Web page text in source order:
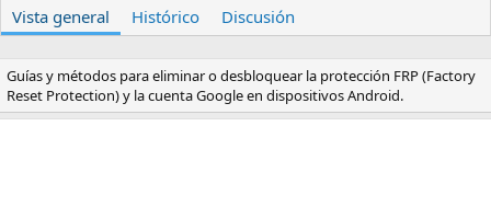
d
e
r
e
a
Vista general Histórico Discusión
Guías y métodos para eliminar o desbloquear la protección FRP (Factory
Reset Protection) y la cuenta Google en dispositivos Android.